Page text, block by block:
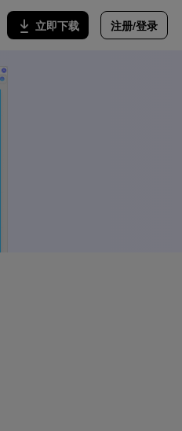
立即下载 注册/登录